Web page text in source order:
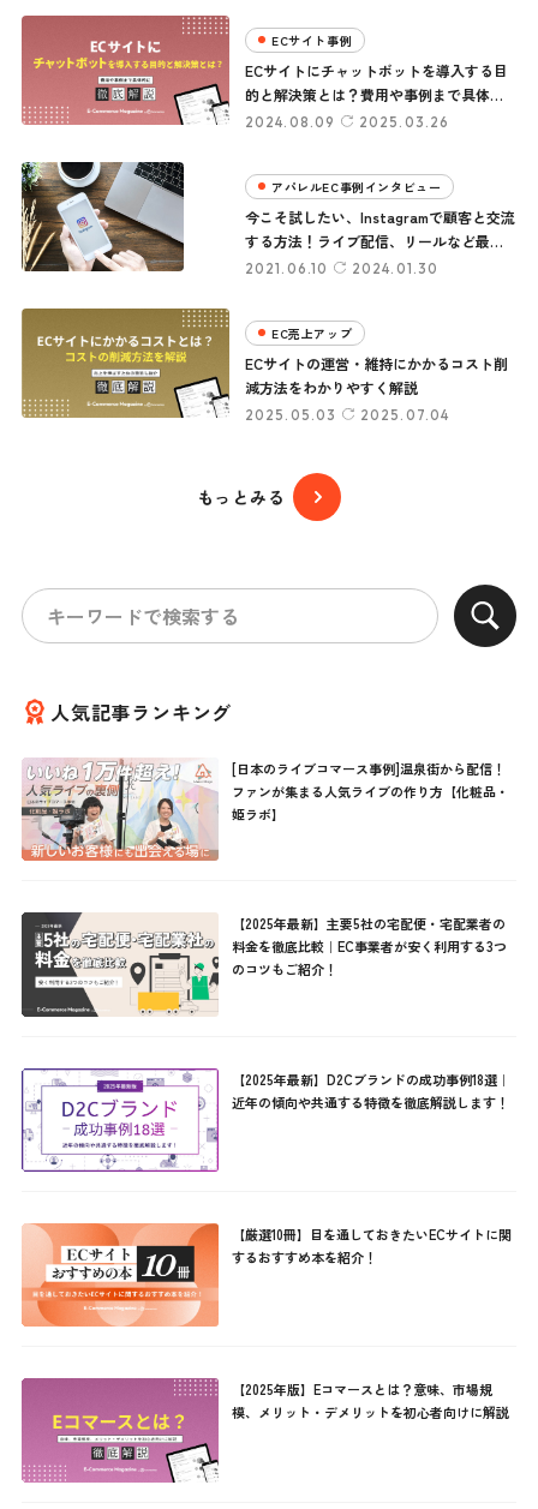
ECサイト事例
2024.08.09 2025.03.26
ECサイトにチャットボットを導入する目
的と解決策とは？費用や事例まで具体的
に解説します
アパレルEC事例インタビュー
2021.06.10 2024.01.30
今こそ試したい、Instagramで顧客と交流
する方法！ライブ配信、リールなど最新
活用法
EC売上アップ
2025.05.03 2025.07.04
ECサイトの運営・維持にかかるコスト削
減方法をわかりやすく解説
もっとみる
人気記事ランキング
[日本のライブコマース事例]温泉街から配信！
ファンが集まる人気ライブの作り方【化粧品・
姫ラボ】
【2025年最新】主要5社の宅配便・宅配業者の
料金を徹底比較｜EC事業者が安く利用する3つ
のコツもご紹介！
【2025年最新】D2Cブランドの成功事例18選｜
近年の傾向や共通する特徴を徹底解説します！
【厳選10冊】目を通しておきたいECサイトに関
するおすすめ本を紹介！
【2025年版】Eコマースとは？意味、市場規
模、メリット・デメリットを初心者向けに解説